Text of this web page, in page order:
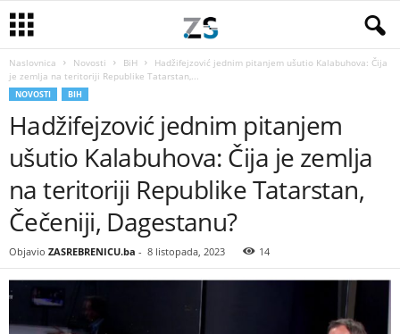
Naslovnica Novosti BiH
Hadžifejzović jednim pitanjem ušutio Kalabuhova: Čija
je zemlja na teritoriji Republike Tatarstan,...
NOVOSTI BIH
Hadžifejzović jednim pitanjem
ušutio Kalabuhova: Čija je zemlja
na teritoriji Republike Tatarstan,
Čečeniji, Dagestanu?
Objavio ZASREBRENICU.ba - 8 listopada, 2023 14